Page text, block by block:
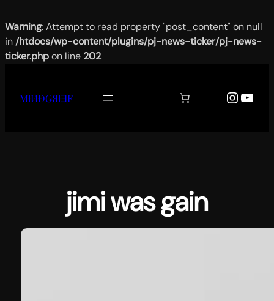
Warning: Attempt to read property "post_content" on null
in /htdocs/wp-content/plugins/pj-news-ticker/pj-news-
ticker.phpon line 202
contenu
MƗИĐǤЯƗƎF
jimi was gain